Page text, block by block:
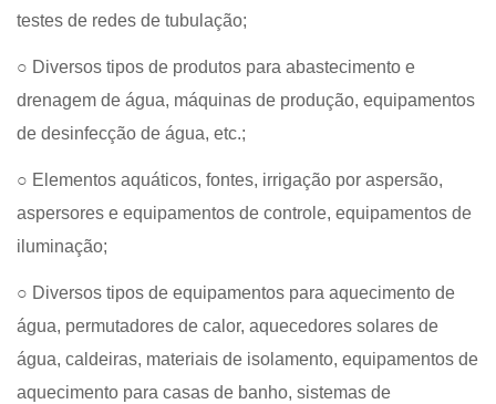
testes de redes de tubulação;
○ Diversos tipos de produtos para abastecimento e
drenagem de água, máquinas de produção, equipamentos
de desinfecção de água, etc.;
○ Elementos aquáticos, fontes, irrigação por aspersão,
aspersores e equipamentos de controle, equipamentos de
iluminação;
○ Diversos tipos de equipamentos para aquecimento de
água, permutadores de calor, aquecedores solares de
água, caldeiras, materiais de isolamento, equipamentos de
aquecimento para casas de banho, sistemas de